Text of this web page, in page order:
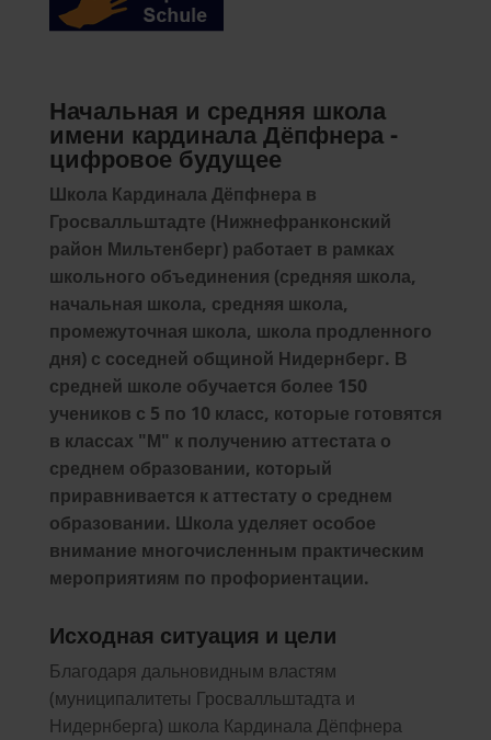
Начальная и средняя школа
имени кардинала Дёпфнера -
цифровое будущее
Школа Кардинала Дёпфнера в
Гросвалльштадте (Нижнефранконский
район Мильтенберг) работает в рамках
школьного объединения (средняя школа,
начальная школа, средняя школа,
промежуточная школа, школа продленного
дня) с соседней общиной Нидернберг. В
средней школе обучается более 150
учеников с 5 по 10 класс, которые готовятся
в классах "М" к получению аттестата о
среднем образовании, который
приравнивается к аттестату о среднем
образовании. Школа уделяет особое
внимание многочисленным практическим
мероприятиям по профориентации.
Исходная ситуация и цели
Благодаря дальновидным властям
(муниципалитеты Гросвалльштадта и
Нидернберга) школа Кардинала Дёпфнера